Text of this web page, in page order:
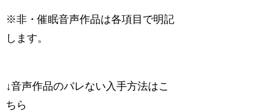
※非・催眠音声作品は各項目で明記
します。
↓音声作品のバレない入手方法はこ
ちら